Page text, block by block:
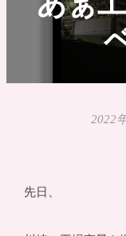
2022
先日、